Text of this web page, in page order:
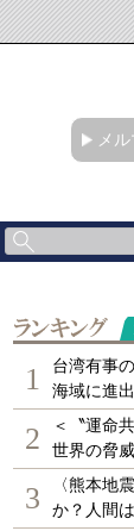
メ
1
台湾有事
海域に進
2
＜〝運命
世界の脅
3
〈熊本地
か？人間